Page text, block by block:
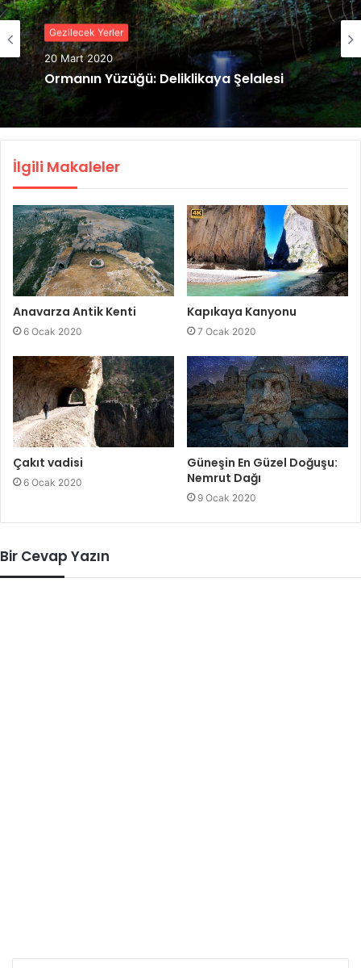
Gezilecek Yerler
20 Mart 2020
Ormanın Yüzüğü: Deliklikaya Şelalesi
İlgili Makaleler
Anavarza Antik Kenti
6 Ocak 2020
Kapıkaya Kanyonu
7 Ocak 2020
Çakıt vadisi
6 Ocak 2020
Güneşin En Güzel Doğuşu:
Nemrut Dağı
9 Ocak 2020
Bir Cevap Yazın